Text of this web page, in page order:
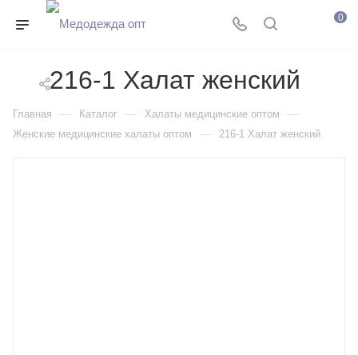
0
216-1 Халат женский
Главная — Каталог — Халаты медицинские оптом —
Женские медицинские халаты оптом — 216-1 Халат женский